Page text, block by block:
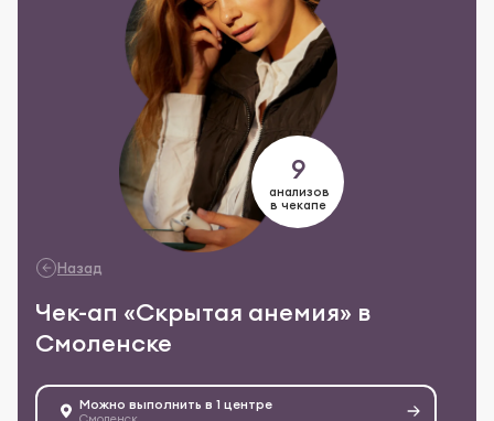
Назад
Чек-ап «Скрытая анемия» в
Смоленске
Можно выполнить в 1 центре
9
анализов
в чекапе